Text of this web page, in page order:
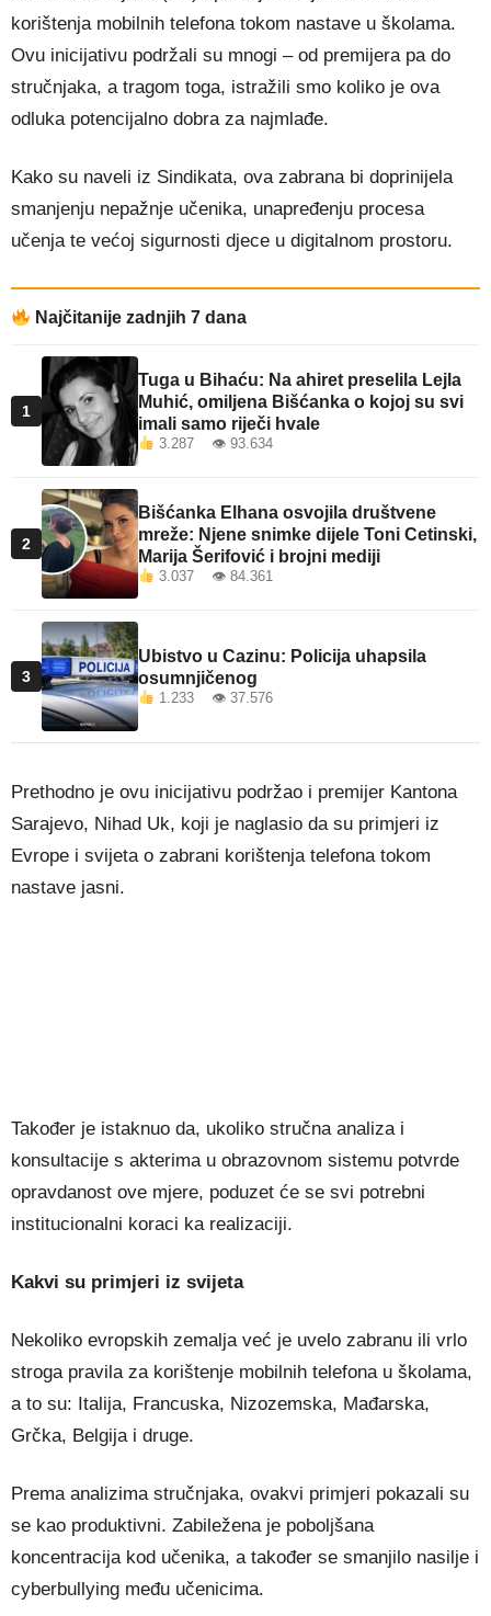
korištenja mobilnih telefona tokom nastave u školama.
Ovu inicijativu podržali su mnogi – od premijera pa do
stručnjaka, a tragom toga, istražili smo koliko je ova
odluka potencijalno dobra za najmlađe.
Kako su naveli iz Sindikata, ova zabrana bi doprinijela
smanjenju nepažnje učenika, unapređenju procesa
učenja te većoj sigurnosti djece u digitalnom prostoru.
Najčitanije zadnjih 7 dana
1
Tuga u Bihaću: Na ahiret preselila Lejla
Muhić, omiljena Bišćanka o kojoj su svi
imali samo riječi hvale
3.287 👁 93.634
2
Bišćanka Elhana osvojila društvene
mreže: Njene snimke dijele Toni Cetinski,
Marija Šerifović i brojni mediji
3.037 👁 84.361
3
Ubistvo u Cazinu: Policija uhapsila
osumnjičenog
1.233 👁 37.576
Prethodno je ovu inicijativu podržao i premijer Kantona
Sarajevo, Nihad Uk, koji je naglasio da su primjeri iz
Evrope i svijeta o zabrani korištenja telefona tokom
nastave jasni.
Također je istaknuo da, ukoliko stručna analiza i
konsultacije s akterima u obrazovnom sistemu potvrde
opravdanost ove mjere, poduzet će se svi potrebni
institucionalni koraci ka realizaciji.
Kakvi su primjeri iz svijeta
Nekoliko evropskih zemalja već je uvelo zabranu ili vrlo
stroga pravila za korištenje mobilnih telefona u školama,
a to su: Italija, Francuska, Nizozemska, Mađarska,
Grčka, Belgija i druge.
Prema analizima stručnjaka, ovakvi primjeri pokazali su
se kao produktivni. Zabiležena je poboljšana
koncentracija kod učenika, a također se smanjilo nasilje i
cyberbullying među učenicima.